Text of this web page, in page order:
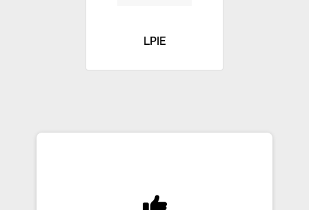
LPIE